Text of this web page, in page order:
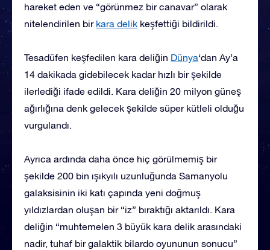
hareket eden ve “görünmez bir canavar” olarak
nitelendirilen bir kara delik keşfettiği bildirildi.
Tesadüfen keşfedilen kara deliğin Dünya‘dan Ay’a
14 dakikada gidebilecek kadar hızlı bir şekilde
ilerlediği ifade edildi. Kara deliğin 20 milyon güneş
ağırlığına denk gelecek şekilde süper kütleli olduğu
vurgulandı.
Ayrıca ardında daha önce hiç görülmemiş bir
şekilde 200 bin ışıkyılı uzunluğunda Samanyolu
galaksisinin iki katı çapında yeni doğmuş
yıldızlardan oluşan bir “iz” bıraktığı aktarıldı. Kara
deliğin “muhtemelen 3 büyük kara delik arasındaki
nadir, tuhaf bir galaktik bilardo oyununun sonucu”